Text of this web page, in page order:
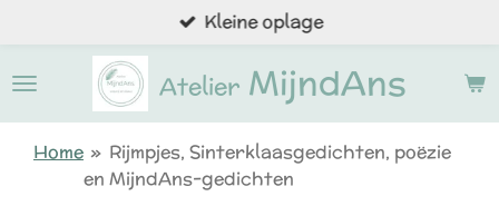
naar
Atelier MijndAns
Kleine oplage
Home » Rijmpjes, Sinterklaasgedichten, poëzie
en MijndAns-gedichten